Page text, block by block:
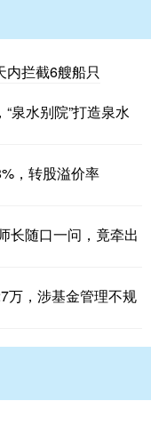
内拦截6艘船只
泉水别院”打造泉水
，转股溢价率
长随口一问，竟牵出
万，涉基金管理不规